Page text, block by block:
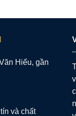
Hiếu, gần
và chất